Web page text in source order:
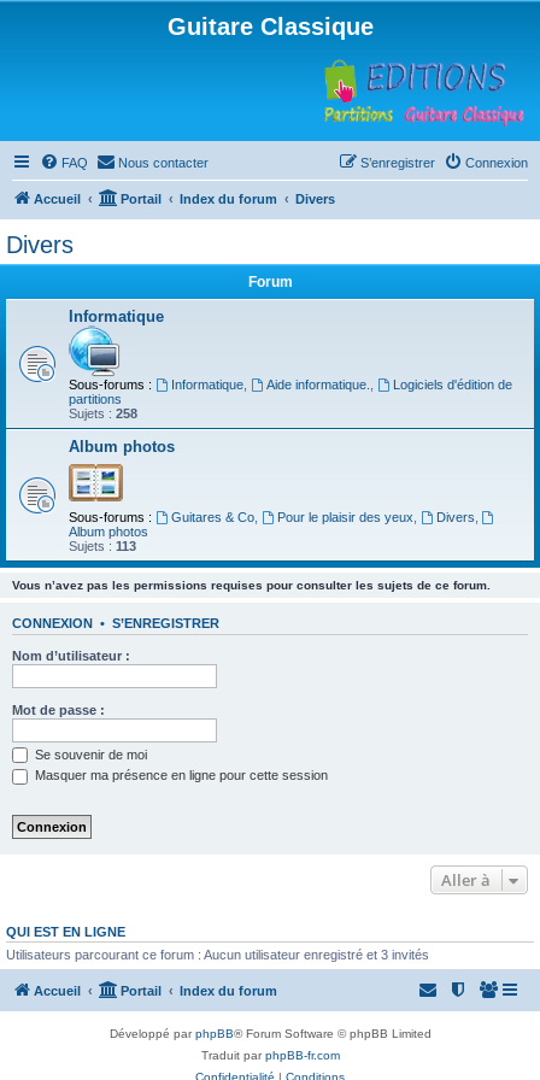
Guitare Classique
FAQ Nous contacter Connexion
S’enregistrer
Accueil Portail Index du forum Divers
Divers
Forum
Informatique
Sous-forums : Informatique, Aide informatique.
Logiciels d'édition de
partitions
Sujets : 258
Album photos
Sous-forums : Guitares & Co, Pour le plaisir des yeux Divers
Album photos
Sujets : 113
Vous n’avez pas les permissions requises pour consulter les sujets de ce forum.
CONNEXION • S’ENREGISTRER
Nom d’utilisateur :
Mot de passe :
Se souvenir de moi
Masquer ma présence en ligne pour cette session
Aller à
QUI EST EN LIGNE
Utilisateurs parcourant ce forum : Aucun utilisateur enregistré et 3 invités
Accueil Portail Index du forum
Développé parphpBB® Forum Software © phpBB Limited
Traduit parphpBB-fr.com
Confidentialité | Conditions